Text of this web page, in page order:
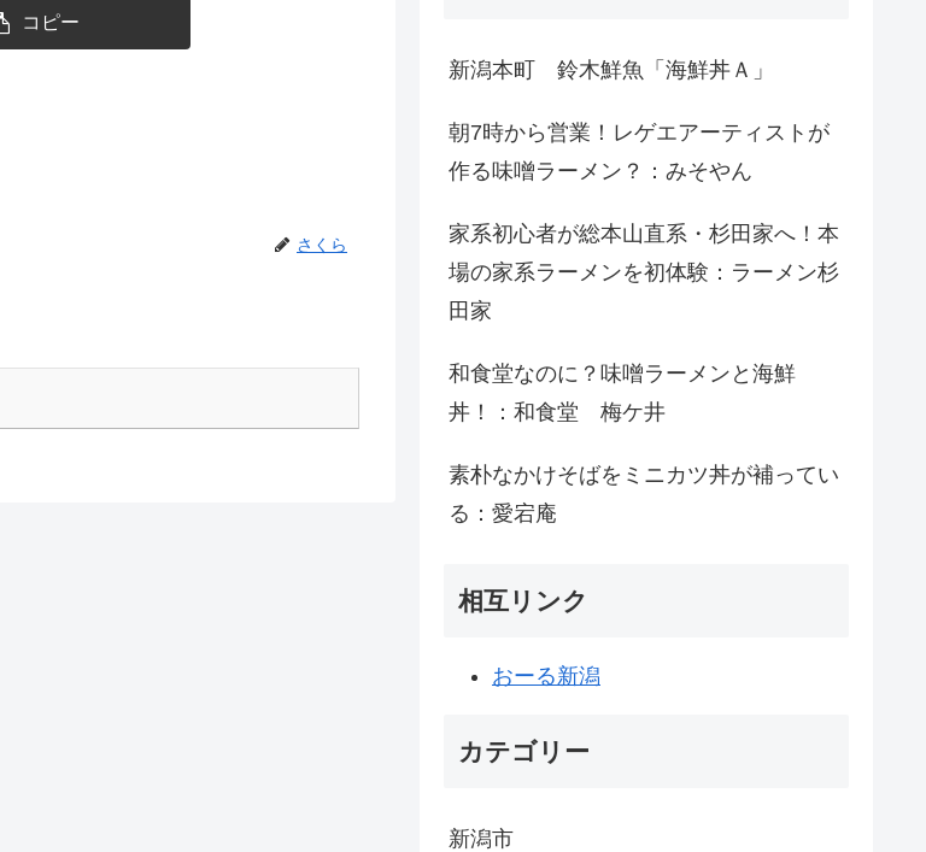
コピー
さくら
新潟本町 鈴木鮮魚「海鮮丼Ａ」
朝7時から営業！レゲエアーティストが
作る味噌ラーメン？：みそやん
家系初心者が総本山直系・杉田家へ！本
場の家系ラーメンを初体験：ラーメン杉
田家
和食堂なのに？味噌ラーメンと海鮮
丼！：和食堂 梅ケ井
素朴なかけそばをミニカツ丼が補ってい
る：愛宕庵
相互リンク
おーる新潟
カテゴリー
新潟市